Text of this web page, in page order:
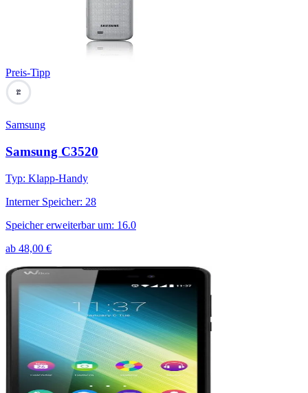
Preis-Tipp
84
Samsung
Samsung C3520
Typ: Klapp-Handy
Interner Speicher: 28
Speicher erweiterbar um: 16.0
ab 48,00 €